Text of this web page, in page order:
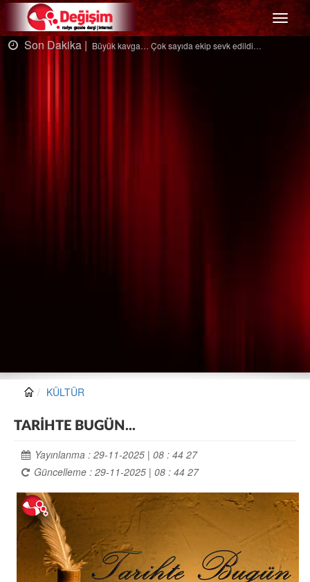
Menü
edildi… Son Dakika |Ağaçtan düştü…
KÜLTÜR
TARİHTE BUGÜN...
Yayınlanma : 29-11-2025 | 08 : 44 27
Güncelleme : 29-11-2025 | 08 : 44 27